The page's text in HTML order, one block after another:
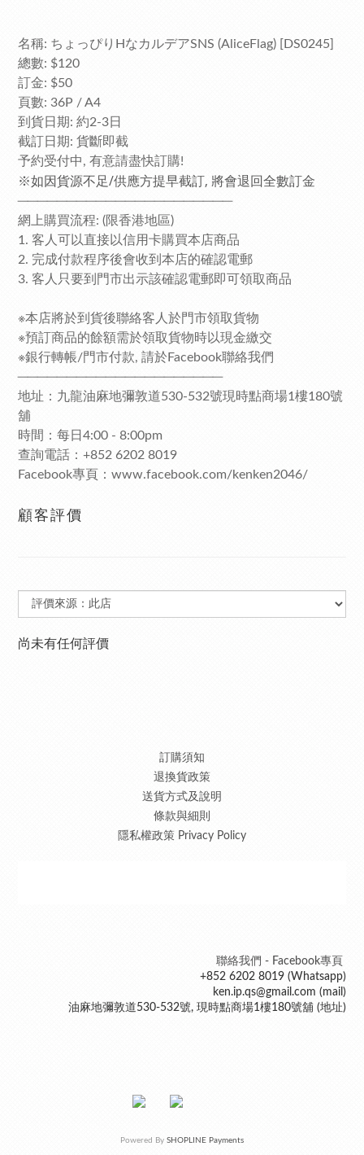
名稱: ちょっぴりHなカルデアSNS (AliceFlag) [DS0245]
總數: $120
訂金: $50
頁數: 36P / A4
到貨日期: 約2-3日
截訂日期: 貨斷即截
予約受付中, 有意請盡快訂購!
※如因貨源不足/供應方提早截訂, 將會退回全數訂金
──────────────────────
網上購買流程: (限香港地區)
1. 客人可以直接以信用卡購買本店商品
2. 完成付款程序後會收到本店的確認電郵
3. 客人只要到門市出示該確認電郵即可領取商品
※本店將於到貨後聯絡客人於門市領取貨物
※預訂商品的餘額需於領取貨物時以現金繳交
※銀行轉帳/門市付款, 請於Facebook聯絡我們
─────────────────────
地址：九龍油麻地彌敦道530-532號現時點商場1樓180號
舖
時間：每日4:00 - 8:00pm
查詢電話：+852 6202 8019
Facebook專頁：www.facebook.com/kenken2046/
顧客評價
尚未有任何評價
訂購須知
退換貨政策
送貨方式及說明
條款與細則
隱私權政策 Privacy Policy
聯絡我們 - Facebook專頁
+852 6202 8019 (Whatsapp)
ken.ip.qs@gmail.com (mail)
油麻地彌敦道530-532號, 現時點商場1樓180號舖 (地址)
Powered By SHOPLINE Payments